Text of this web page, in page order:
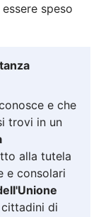
speso
e che
trovi in un
alla tutela
e consolari
di